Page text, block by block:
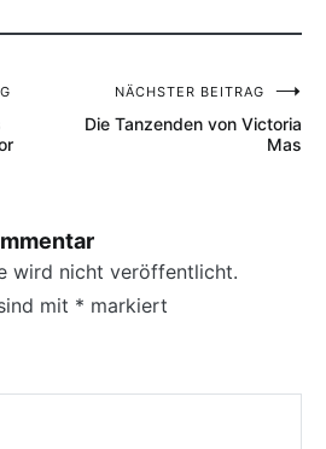
NÄCHSTER BEITRAG
Die Tanzenden von Victoria
Mas
wird nicht veröffentlicht.
mit * markiert